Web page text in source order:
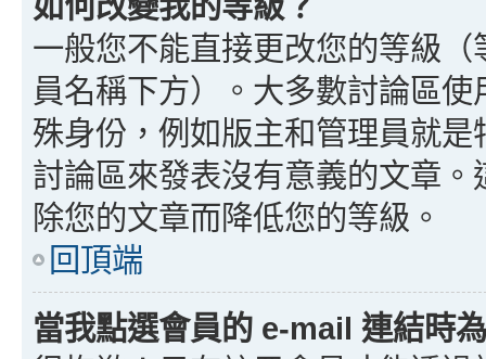
一般您不能直接更改您的等級
員名稱下方）。大多數討論區
殊身份，例如版主和管理員就
討論區來發表沒有意義的文章
除您的文章而降低您的等級。
回頂端
當我點選會員的 e-mail 連結時